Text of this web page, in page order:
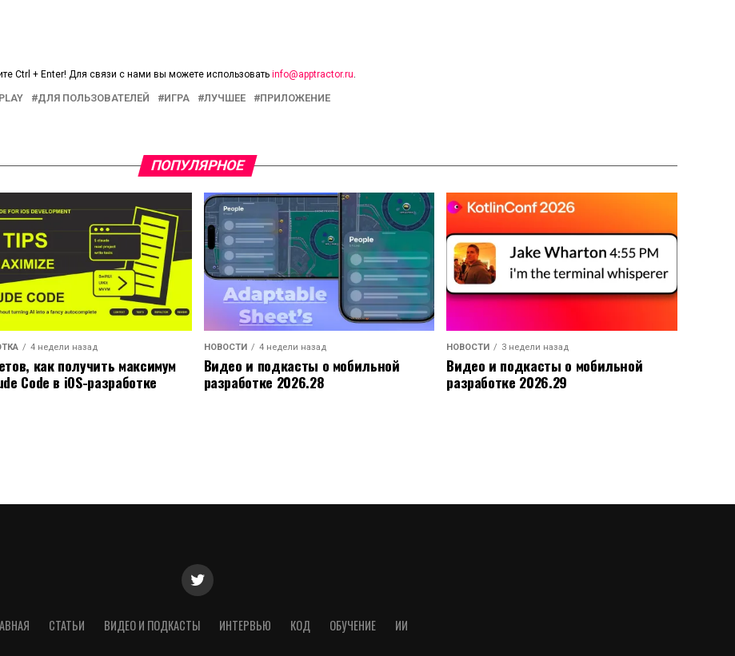
Ctrl + Enter! Для связи с нами вы можете использовать info@apptractor.ru.
ДЛЯ ПОЛЬЗОВАТЕЛЕЙ ИГРА ЛУЧШЕЕ ПРИЛОЖЕНИЕ
ПОПУЛЯРНОЕ
4 недели назад
как получить максимум
Code в iOS-разработке
НОВОСТИ 4 недели назад
Видео и подкасты о мобильной
разработке 2026.28
НОВОСТИ 3 недели назад
Видео и подкасты о мобильной
разработке 2026.29
СТАТЬИ ВИДЕО И ПОДКАСТЫ ИНТЕРВЬЮ КОД ОБУЧЕНИЕ ИИ